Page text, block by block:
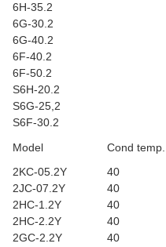
6H-35.2
6G-30.2
6G-40.2
6F-40.2
6F-50.2
S6H-20.2
S6G-25,2
S6F-30.2
Model
Cond temp.
2KC-05.2Y
40
2JC-07.2Y
40
2HC-1.2Y
40
2HC-2.2Y
40
2GC-2.2Y
40